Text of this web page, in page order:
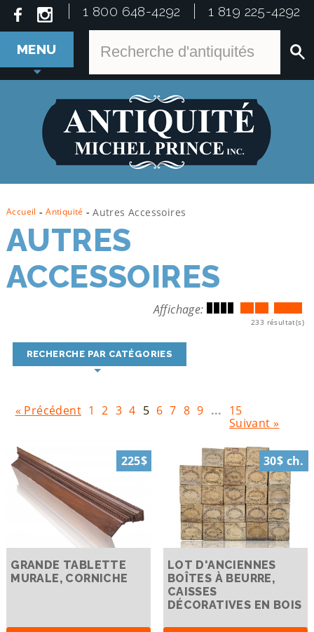
1 800 648-4292 1 819 225-4292
MENU
Accueil - Antiquité - Autres Accessoires
AUTRES
ACCESSOIRES
Affichage:
233 résultat(s)
RECHERCHE PAR CATÉGORIES
« Précédent 1 2 3 4 5 6 7 8 9 ... 15
Suivant »
225$
GRANDE TABLETTE
MURALE, CORNICHE
30$ ch.
LOT D'ANCIENNES
BOÎTES À BEURRE,
CAISSES
DÉCORATIVES EN BOIS